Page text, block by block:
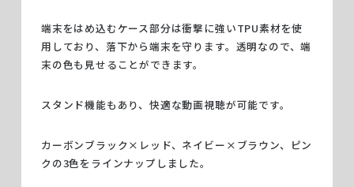
端末をはめ込むケース部分は衝撃に強いTPU素材を使
用しており、落下から端末を守ります。透明なので、端
末の色も見せることができます。
スタンド機能もあり、快適な動画視聴が可能です。
カーボンブラック×レッド、ネイビー×ブラウン、ピン
クの3色をラインナップしました。